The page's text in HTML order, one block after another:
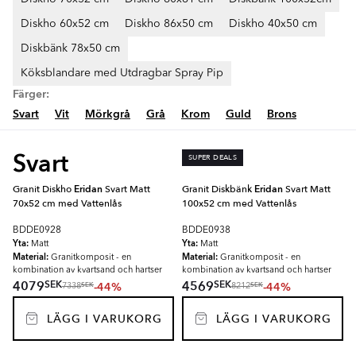
Diskho 60x52 cm Diskho 86x50 cm Diskho 40x50 cm
Diskbänk 78x50 cm
Köksblandare med Utdragbar Spray Pip
Färger:
Svart
Vit Mörkgrå Grå Krom Guld Brons
Svart
Granit Diskho EridanSvart Matt
70x52 cm med Vattenlås
BDDE0928
Yta: Matt
Material: Granitkomposit - en
kombination av kvartsand och hartser
4079SEK7338SEK-44%
LÄGG I VARUKORG
SUPER DEALS
Granit Diskbänk EridanSvart Matt
100x52 cm med Vattenlås
BDDE0938
Yta: Matt
Material: Granitkomposit - en
kombination av kvartsand och hartser
4569SEK8212SEK-44%
LÄGG I VARUKORG